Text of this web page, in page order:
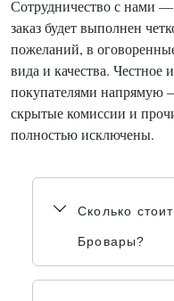
Сотрудничество с нами —
заказ будет выполнен
пожеланий, в
вида и качества. Честное
покупателями напрямую
скрытые комиссии и
полностью исключены.
Сколько
Бровары?